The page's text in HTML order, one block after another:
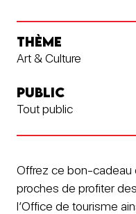
THÈME
Art & Culture
PUBLIC
Tout public
Offrez ce bon-cadeau
proches de profiter
l’Office de tourisme